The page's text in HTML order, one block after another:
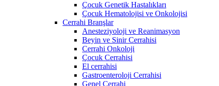
Çocuk Genetik Hastalıkları
Çocuk Hematolojisi ve Onkolojisi
Cerrahi Branşlar
Anesteziyoloji ve Reanimasyon
Beyin ve Sinir Cerrahisi
Cerrahi Onkoloji
Çocuk Cerrahisi
El cerrahisi
Gastroenteroloji Cerrahisi
Genel Cerrahi